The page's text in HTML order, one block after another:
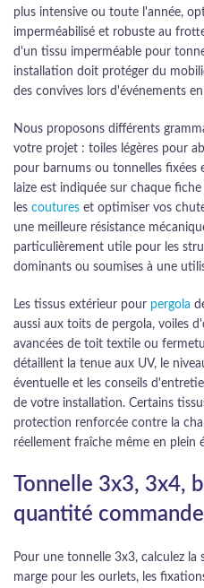
plus intensive ou toute l'année,
imperméabilisé et robuste au
d'un tissu imperméable pour
installation doit protéger du
des convives lors d'événements
Nous proposons différents
votre projet : toiles légères pour
pour barnums ou tonnelles fixées
laize est indiquée sur chaque
les coutures et optimiser vos
une meilleure résistance
particulièrement utile pour les
dominants ou soumises à une
Les tissus extérieur pour pergola
aussi aux toits de pergola, voiles
avancées de toit textile ou
détaillent la tenue aux UV, le
éventuelle et les conseils
de votre installation. Certains
protection renforcée contre la
réellement fraîche même en plein
Tonnelle 3x3, 3x4,
quantité
Pour une tonnelle 3x3, calculez
marge pour les ourlets, les